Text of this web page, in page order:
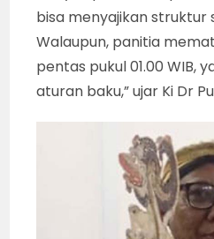
“Saya bisa membawa
penuh. Padahal,
mengajak seorang
bukan gebyar uba-
biasanya menjebak dan
banyak pihak. Tetapi,
bisa menyajikan struktur
Walaupun, panitia
pentas pukul 01.00 WIB,